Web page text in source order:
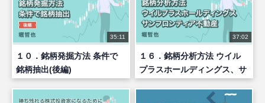
35:11
１０．銘柄発掘方法 条件で
銘柄抽出(後編)
37:02
１６．銘柄分析方法 ウイル
プラスホールディングス、サ
ンフロンティア不動産